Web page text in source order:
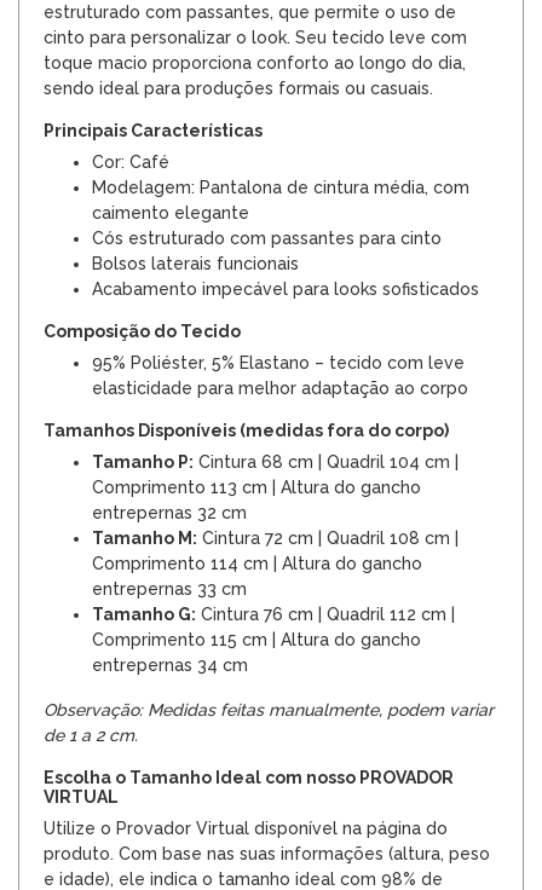
estruturado com passantes, que permite o uso de
cinto para personalizar o look. Seu tecido leve com
toque macio proporciona conforto ao longo do dia,
sendo ideal para produções formais ou casuais.
Principais Características
Cor: Café
Modelagem: Pantalona de cintura média, com
caimento elegante
Cós estruturado com passantes para cinto
Bolsos laterais funcionais
Acabamento impecável para looks sofisticados
Composição do Tecido
95% Poliéster, 5% Elastano – tecido com leve
elasticidade para melhor adaptação ao corpo
Tamanhos Disponíveis (medidas fora do corpo)
Tamanho P: Cintura 68 cm | Quadril 104 cm |
Comprimento 113 cm | Altura do gancho
entrepernas 32 cm
Tamanho M: Cintura 72 cm | Quadril 108 cm |
Comprimento 114 cm | Altura do gancho
entrepernas 33 cm
Tamanho G: Cintura 76 cm | Quadril 112 cm |
Comprimento 115 cm | Altura do gancho
entrepernas 34 cm
Observação: Medidas feitas manualmente, podem variar
de 1 a 2 cm.
Escolha o Tamanho Ideal com nosso PROVADOR
VIRTUAL
Utilize o Provador Virtual disponível na página do
produto. Com base nas suas informações (altura, peso
e idade), ele indica o tamanho ideal com 98% de